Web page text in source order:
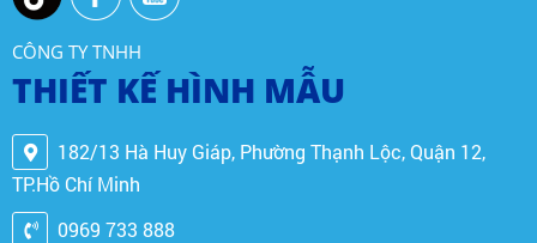
CÔNG TY TNHH
THIẾT KẾ HÌNH MẪU
182/13 Hà Huy Giáp, Phường Thạnh Lộc, Quận 12,
TP.Hồ Chí Minh
0969 733 888